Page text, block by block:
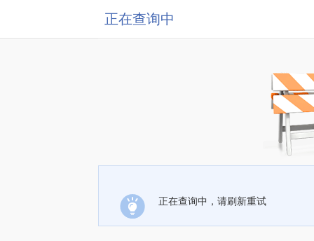
正在查询中
正在查询中，请刷新重试